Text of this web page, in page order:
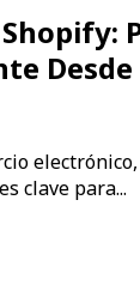
electrónico,
clave para...